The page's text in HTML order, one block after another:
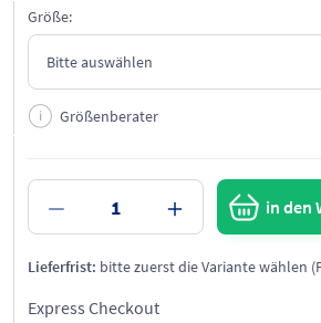
Größe:
Größenberater
Lieferfrist: bitte zuerst die Variante wählen
in den
Express Checkout